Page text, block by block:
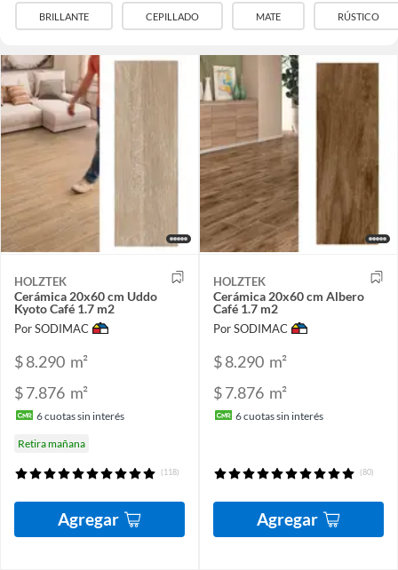
BRILLANTE CEPILLADO MATE RÚSTICO
HOLZTEK
Cerámica 20x60 cm Uddo
Kyoto Café 1.7 m2
Por SODIMAC
$ 8.290 m²
$ 7.876 m²
6cuotas sin interés
Retira mañana
(118)
Agregar
HOLZTEK
Cerámica 20x60 cm Albero
Café 1.7 m2
Por SODIMAC
$ 8.290 m²
$ 7.876 m²
6cuotas sin interés
(80)
Agregar